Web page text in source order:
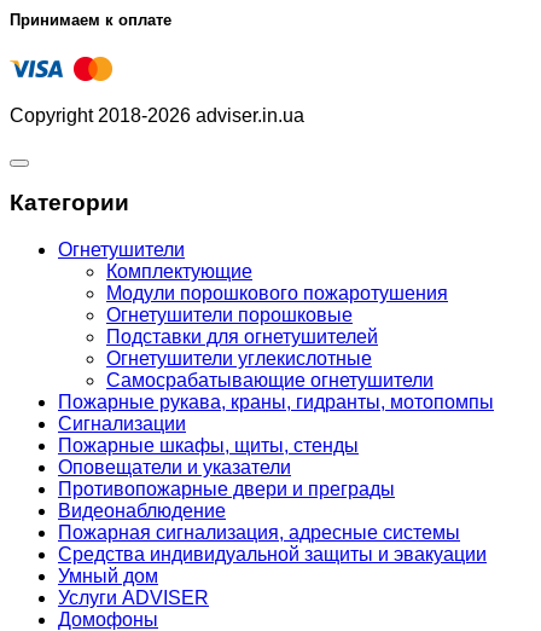
Принимаем к оплате
Copyright 2018-2026 adviser.in.ua
Категории
Огнетушители
Комплектующие
Модули порошкового пожаротушения
Огнетушители порошковые
Подставки для огнетушителей
Огнетушители углекислотные
Самосрабатывающие огнетушители
Пожарные рукава, краны, гидранты, мотопомпы
Сигнализации
Пожарные шкафы, щиты, стенды
Оповещатели и указатели
Противопожарные двери и преграды
Видеонаблюдение
Пожарная сигнализация, адресные системы
Средства индивидуальной защиты и эвакуации
Умный дом
Услуги ADVISER
Домофоны